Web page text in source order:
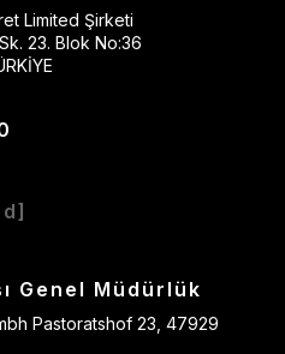
Limited Şirketi
23. Blok No:36
Genel Müdürlük
Pastoratshof 23, 47929